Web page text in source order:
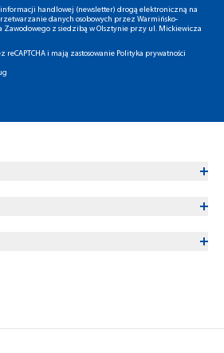
handlowej (newsletter) drogą elektroniczną na
danych osobowych przez Warmińsko-
Zawodowego z siedzibą w Olsztynie przy ul. Mickiewicza
reCAPTCHA i mają zastosowanie Polityka prywatności